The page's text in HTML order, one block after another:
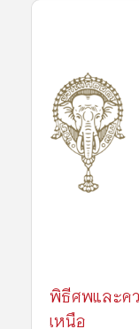
พิธีศพและค
เหนือ